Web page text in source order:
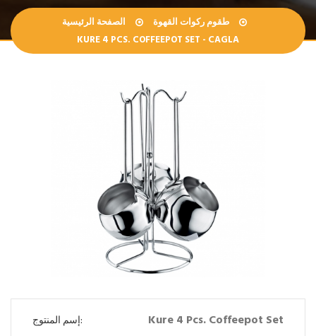
الصفحة الرئيسية
طقوم ركوات القهوة
KURE 4 PCS. COFFEEPOT SET - CAGLA
إسم المنتوج: Kure 4 Pcs. Coffeepot Set